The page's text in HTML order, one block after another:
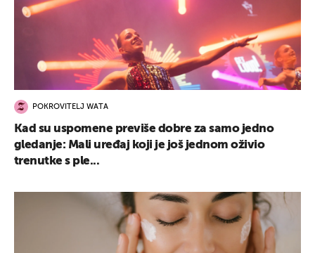
POKROVITELJ WATA
Kad su uspomene previše dobre za samo jedno
gledanje: Mali uređaj koji je još jednom oživio
trenutke s ple...